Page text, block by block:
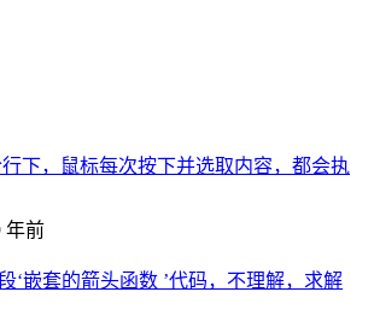
行下，鼠标每次按下并选取内容，都会执
年前
‘嵌套的箭头函数 ’代码，不理解，求解